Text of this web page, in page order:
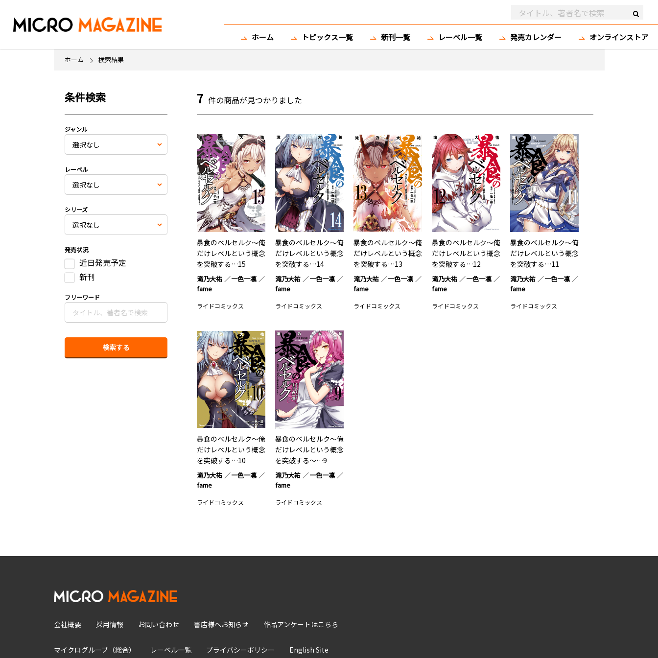
ホーム トピックス一覧 新刊一覧 レーベル一覧 発売カレンダー オンラインストア
ホーム 検索結果
条件検索
ジャンル
レーベル
シリーズ
発売状況
近日発売予定
新刊
フリーワード
7 件の商品が見つかりました
暴食のベルセルク～俺
だけレベルという概念
を突破する…15
滝乃大祐
一色一凛
fame
ライドコミックス
暴食のベルセルク～俺
だけレベルという概念
を突破する…14
滝乃大祐
一色一凛
fame
ライドコミックス
暴食のベルセルク～俺
だけレベルという概念
を突破する…13
滝乃大祐
一色一凛
fame
ライドコミックス
暴食のベルセルク～俺
だけレベルという概念
を突破する…12
滝乃大祐
一色一凛
fame
ライドコミックス
暴食のベルセルク～俺
だけレベルという概念
を突破する…11
滝乃大祐
一色一凛
fame
ライドコミックス
暴食のベルセルク～俺
だけレベルという概念
を突破する…10
滝乃大祐
一色一凛
fame
ライドコミックス
暴食のベルセルク～俺
だけレベルという概念
を突破する～…9
滝乃大祐
一色一凛
fame
ライドコミックス
会社概要 採用情報 お問い合わせ 書店様へお知らせ 作品アンケートはこちら
マイクログループ（総合） レーベル一覧 プライバシーポリシー English Site